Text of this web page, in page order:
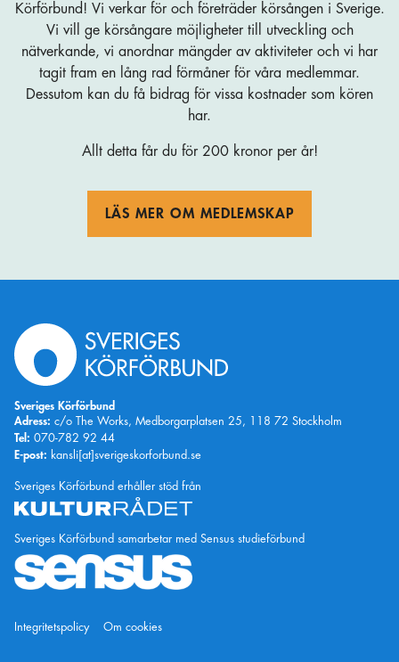
Körförbund! Vi verkar för och företräder körsången i Sverige.
Vi vill ge körsångare möjligheter till utveckling och
nätverkande, vi anordnar mängder av aktiviteter och vi har
tagit fram en lång rad förmåner för våra medlemmar.
Dessutom kan du få bidrag för vissa kostnader som kören
har.
Allt detta får du för 200 kronor per år!
LÄS MER OM MEDLEMSKAP
Sveriges Körförbund
Adress: c/o The Works, Medborgarplatsen 25, 118 72 Stockholm
Tel: 070-782 92 44
E-post: kansli[at]sverigeskorforbund.se
Sveriges Körförbund erhåller stöd från
Sveriges Körförbund samarbetar med Sensus studieförbund
Integritetspolicy Om cookies